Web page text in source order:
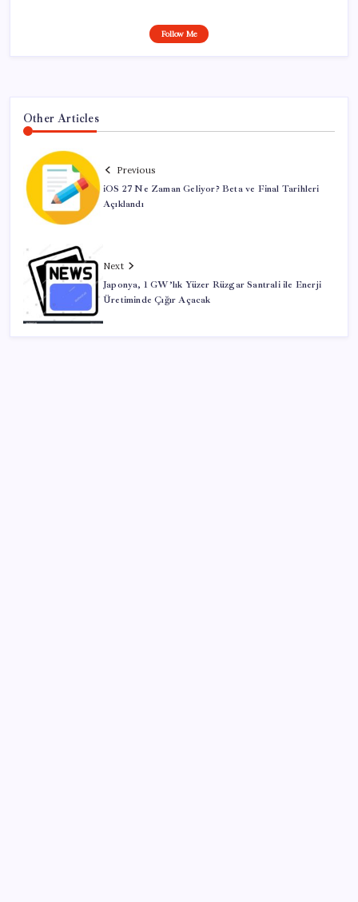
Follow Me
Other Articles
Previous
iOS 27 Ne Zaman Geliyor? Beta ve Final Tarihleri
Açıklandı
Next
Japonya, 1 GW’lık Yüzer Rüzgar Santrali ile Enerji
Üretiminde Çığır Açacak